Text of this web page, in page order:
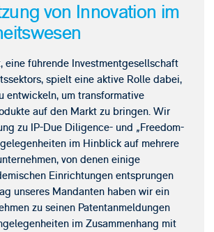
von Innovation im
eine führende Investmentgesellschaft
spielt eine aktive Rolle dabei,
entwickeln, um transformative
auf den Markt zu bringen. Wir
zu IP-Due Diligence- und „Freedom-
im Hinblick auf mehrere
von denen einige
Einrichtungen entsprungen
unseres Mandanten haben wir ein
zu seinen Patentanmeldungen
im Zusammenhang mit